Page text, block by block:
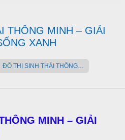
THÔNG MINH – GIẢI
XANH
ĐÔ THỊ SINH THÁI THÔNG…
MINH – GIẢI